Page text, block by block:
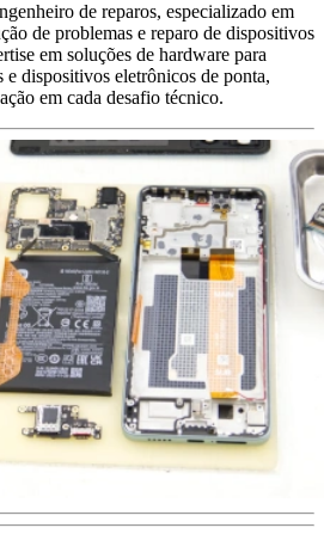
de reparos, especializado em
de problemas e reparo de dispositivos
em soluções de hardware para
e dispositivos eletrônicos de ponta,
em cada desafio técnico.